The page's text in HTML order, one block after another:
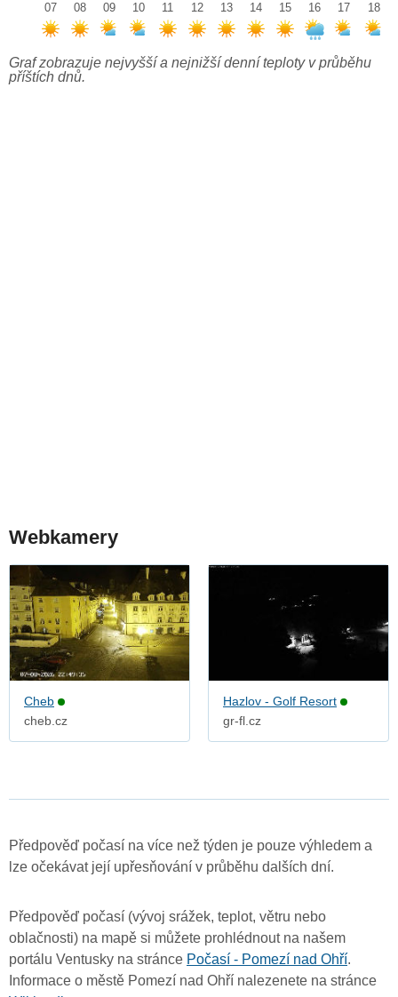
07
08
09
10
11
12
13
14
15
16
17
18
Graf zobrazuje nejvyšší a nejnižší denní teploty v průběhu
příštích dnů.
Webkamery
Cheb
cheb.cz
Hazlov - Golf Resort
gr-fl.cz
Předpověď počasí na více než týden je pouze výhledem a
lze očekávat její upřesňování v průběhu dalších dní.
Předpověď počasí (vývoj srážek, teplot, větru nebo
oblačnosti) na mapě si můžete prohlédnout na našem
portálu Ventusky na stránce Počasí - Pomezí nad Ohří.
Informace o městě Pomezí nad Ohří nalezenete na stránce